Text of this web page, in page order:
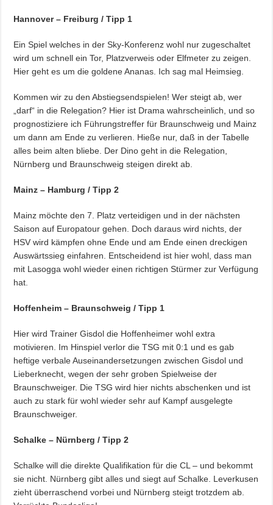
Hannover – Freiburg / Tipp 1
Ein Spiel welches in der Sky-Konferenz wohl nur zugeschaltet
wird um schnell ein Tor, Platzverweis oder Elfmeter zu zeigen.
Hier geht es um die goldene Ananas. Ich sag mal Heimsieg.
Kommen wir zu den Abstiegsendspielen! Wer steigt ab, wer
„darf“ in die Relegation? Hier ist Drama wahrscheinlich, und so
prognostiziere ich Führungstreffer für Braunschweig und Mainz
um dann am Ende zu verlieren. Hieße nur, daß in der Tabelle
alles beim alten bliebe. Der Dino geht in die Relegation,
Nürnberg und Braunschweig steigen direkt ab.
Mainz – Hamburg / Tipp 2
Mainz möchte den 7. Platz verteidigen und in der nächsten
Saison auf Europatour gehen. Doch daraus wird nichts, der
HSV wird kämpfen ohne Ende und am Ende einen dreckigen
Auswärtssieg einfahren. Entscheidend ist hier wohl, dass man
mit Lasogga wohl wieder einen richtigen Stürmer zur Verfügung
hat.
Hoffenheim – Braunschweig / Tipp 1
Hier wird Trainer Gisdol die Hoffenheimer wohl extra
motivieren. Im Hinspiel verlor die TSG mit 0:1 und es gab
heftige verbale Auseinandersetzungen zwischen Gisdol und
Lieberknecht, wegen der sehr groben Spielweise der
Braunschweiger. Die TSG wird hier nichts abschenken und ist
auch zu stark für wohl wieder sehr auf Kampf ausgelegte
Braunschweiger.
Schalke – Nürnberg / Tipp 2
Schalke will die direkte Qualifikation für die CL – und bekommt
sie nicht. Nürnberg gibt alles und siegt auf Schalke. Leverkusen
zieht überraschend vorbei und Nürnberg steigt trotzdem ab.